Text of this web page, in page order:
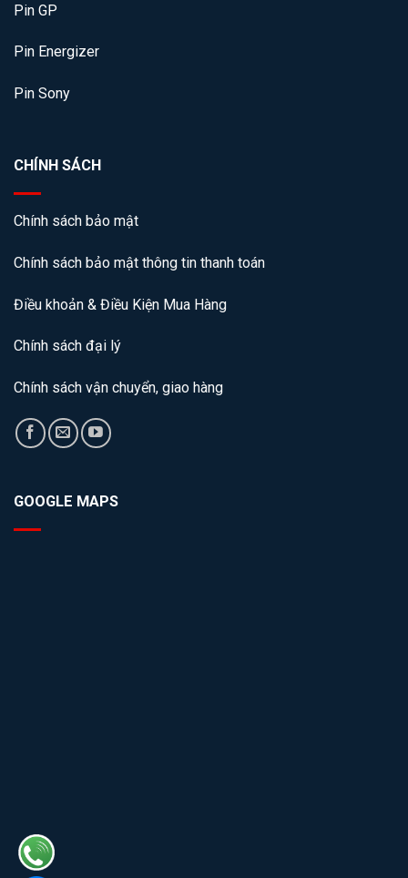
Pin GP
Pin Energizer
Pin Sony
CHÍNH SÁCH
Chính sách bảo mật
Chính sách bảo mật thông tin thanh toán
Điều khoản & Điều Kiện Mua Hàng
Chính sách đại lý
Chính sách vận chuyển, giao hàng
GOOGLE MAPS